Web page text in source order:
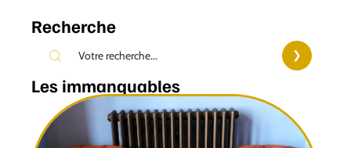
Recherche
Les immanquables